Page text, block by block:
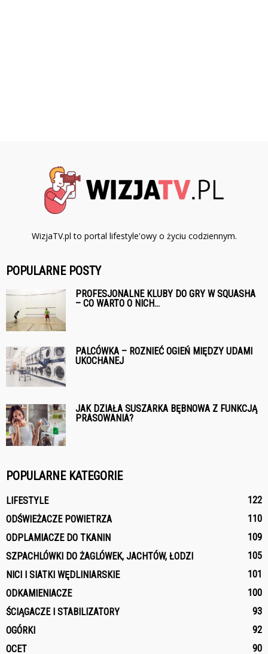
WizjaTV.pl to portal lifestyle'owy o życiu codziennym.
POPULARNE POSTY
PROFESJONALNE KLUBY DO GRY W SQUASHA
– CO WARTO O NICH...
PALCÓWKA – ROZNIEĆ OGIEŃ MIĘDZY UDAMI
UKOCHANEJ
JAK DZIAŁA SUSZARKA BĘBNOWA Z FUNKCJĄ
PRASOWANIA?
POPULARNE KATEGORIE
LIFESTYLE
122
ODŚWIEŻACZE POWIETRZA
110
ODPLAMIACZE DO TKANIN
109
SZPACHLÓWKI DO ŻAGLÓWEK, JACHTÓW, ŁODZI
105
NICI I SIATKI WĘDLINIARSKIE
101
ODKAMIENIACZE
100
ŚCIĄGACZE I STABILIZATORY
93
OGÓRKI
92
OCET
90